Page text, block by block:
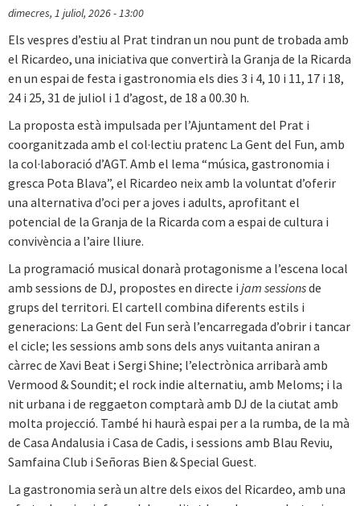
dimecres, 1 juliol, 2026 - 13:00
Els vespres d’estiu al Prat tindran un nou punt de trobada amb
el Ricardeo, una iniciativa que convertirà la Granja de la Ricarda
en un espai de festa i gastronomia els dies 3 i 4, 10 i 11, 17 i 18,
24 i 25, 31 de juliol i 1 d’agost, de 18 a 00.30 h.
La proposta està impulsada per l’Ajuntament del Prat i
coorganitzada amb el col·lectiu pratenc La Gent del Fun, amb
la col·laboració d’AGT. Amb el lema “música, gastronomia i
gresca Pota Blava”, el Ricardeo neix amb la voluntat d’oferir
una alternativa d’oci per a joves i adults, aprofitant el
potencial de la Granja de la Ricarda com a espai de cultura i
convivència a l’aire lliure.
La programació musical donarà protagonisme a l’escena local
amb sessions de DJ, propostes en directe i jam sessionsde
grups del territori. El cartell combina diferents estils i
generacions: La Gent del Fun serà l’encarregada d’obrir i tancar
el cicle; les sessions amb sons dels anys vuitanta aniran a
càrrec de Xavi Beat i Sergi Shine; l’electrònica arribarà amb
Vermood & Soundit; el rock indie alternatiu, amb Meloms; i la
nit urbana i de reggaeton comptarà amb DJ de la ciutat amb
molta projecció. També hi haurà espai per a la rumba, de la mà
de Casa Andalusia i Casa de Cadis, i sessions amb Blau Reviu,
Samfaina Club i Señoras Bien & Special Guest.
La gastronomia serà un altre dels eixos del Ricardeo, amb una